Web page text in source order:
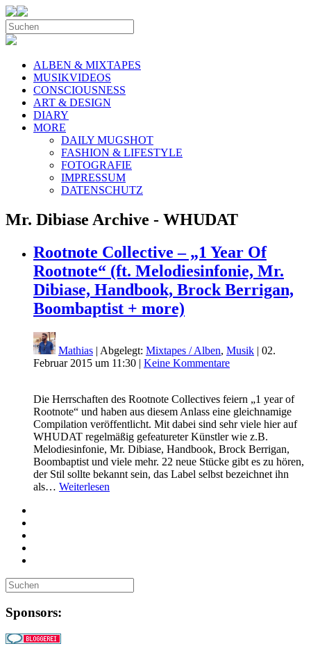
ALBEN & MIXTAPES
MUSIKVIDEOS
CONSCIOUSNESS
ART & DESIGN
DIARY
MORE
DAILY MUGSHOT
FASHION & LIFESTYLE
FOTOGRAFIE
IMPRESSUM
DATENSCHUTZ
Mr. Dibiase Archive - WHUDAT
Rootnote Collective – „1 Year Of
Rootnote“ (ft. Melodiesinfonie, Mr.
Dibiase, Handbook, Brock Berrigan,
Boombaptist + more)
Mathias | Abgelegt: Mixtapes / Alben, Musik | 02.
Februar 2015 um 11:30 | Keine Kommentare
Die Herrschaften des Rootnote Collectives feiern „1 year of
Rootnote“ und haben aus diesem Anlass eine gleichnamige
Compilation veröffentlicht. Mit dabei sind sehr viele hier auf
WHUDAT regelmäßig gefeatureter Künstler wie z.B.
Melodiesinfonie, Mr. Dibiase, Handbook, Brock Berrigan,
Boombaptist und viele mehr. 22 neue Stücke gibt es zu hören,
der Stil sollte bekannt sein, das Label selbst bezeichnet ihn
als… Weiterlesen
Sponsors: